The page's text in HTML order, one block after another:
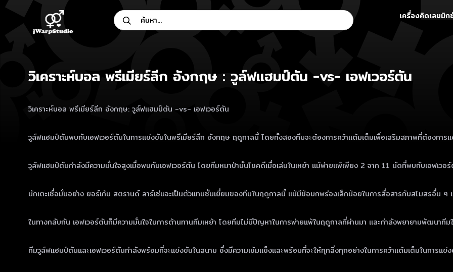
Skip
ค้นหา... เครื่องคิดเลขมิก
วิเคราะห์บอล พรีเมียร์ลีก อังกฤษ : วูล์ฟแฮมป์ตัน -vs- เอฟเวอร์ตัน
วิเคราะห์บอล พรีเมียร์ลีก อังกฤษ: วูล์ฟแฮมป์ตัน -vs- เอฟเวอร์ตัน
วูล์ฟแฮมป์ตันพบกับเอฟเวอร์ตันในการแข่งขันในพรีเมียร์ลีก อังกฤษ ฤดูกาลนี้ โดยทั้งสองทีมจะต้องการคว้าแต้มเต็มเพื่อเสริมสภาพที่ต้องการ
วูล์ฟแฮมป์ตันกำลังมีความมั่นใจสูงเมื่อพบกับเอฟเวอร์ตัน โดยทีมหมาป่านั้นโชคดีเมื่อเล่นในเหย้า แม้พ่ายแพ้เพียง 2 จาก 11 นัดที่พบกับเอฟเว
นักเตะเชื่อมั่นอย่าง ยอร์เก้น สตรานด์ ลาร์เซ่นจะเป็นตัวแทนชั้นเยี่ยมของทีมในฤดูกาลนี้ แม้มีข้อบกพร่องเล็กน้อยในการสื่อสารกับสโมสรอื่น ๆ
ในทางกลับกัน เอฟเวอร์ตันก็มีความมั่นใจในการต้านทานทีมเหย้า โดยทีมไม่มีปัญหาในการพ่ายแพ้ในฤดูกาลที่ผ่านมา และกำลังพยายามพัฒนาที
ทีมวูล์ฟแฮมป์ตันและเอฟเวอร์ตันกำลังพร้อมที่จะแข่งขันในสนาม ซึ่งมีความเข้มแข็งและพร้อมที่จะให้ทุกสิ่งทุกอย่างในการคว้าแต้มเต็มในการแข่